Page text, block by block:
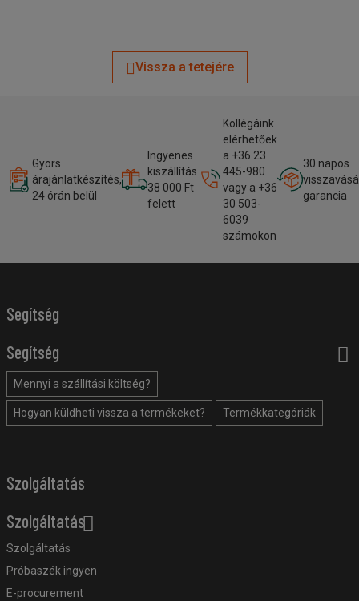
Vissza a tetejére
Gyors
árajánlatkészítés,
24 órán belül
Ingyenes
kiszállítás
38 000 Ft
felett
Kollégáink
elérhetőek
a +36 23
445-980
vagy a +36
30 503-
6039
számokon
30 napos
garancia
Segítség
Segítség
Mennyi a szállítási költség?
Hogyan küldheti vissza a termékeket? Termékkategóriák
Szolgáltatás
Szolgáltatás
Szolgáltatás
Próbaszék ingyen
E-procurement